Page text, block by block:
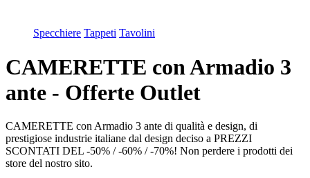
Specchiere Tappeti Tavolini
CAMERETTE con Armadio 3
ante - Offerte Outlet
CAMERETTE con Armadio 3 ante di qualità e design, di
prestigiose industrie italiane dal design deciso a PREZZI
SCONTATI DEL -50% / -60% / -70%! Non perdere i prodotti dei
store del nostro sito.